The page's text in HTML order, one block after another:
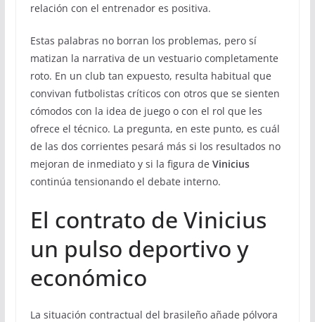
relación con el entrenador es positiva.
Estas palabras no borran los problemas, pero sí
matizan la narrativa de un vestuario completamente
roto. En un club tan expuesto, resulta habitual que
convivan futbolistas críticos con otros que se sienten
cómodos con la idea de juego o con el rol que les
ofrece el técnico. La pregunta, en este punto, es cuál
de las dos corrientes pesará más si los resultados no
mejoran de inmediato y si la figura de Vinicius
continúa tensionando el debate interno.
El contrato de Vinicius
un pulso deportivo y
económico
La situación contractual del brasileño añade pólvora